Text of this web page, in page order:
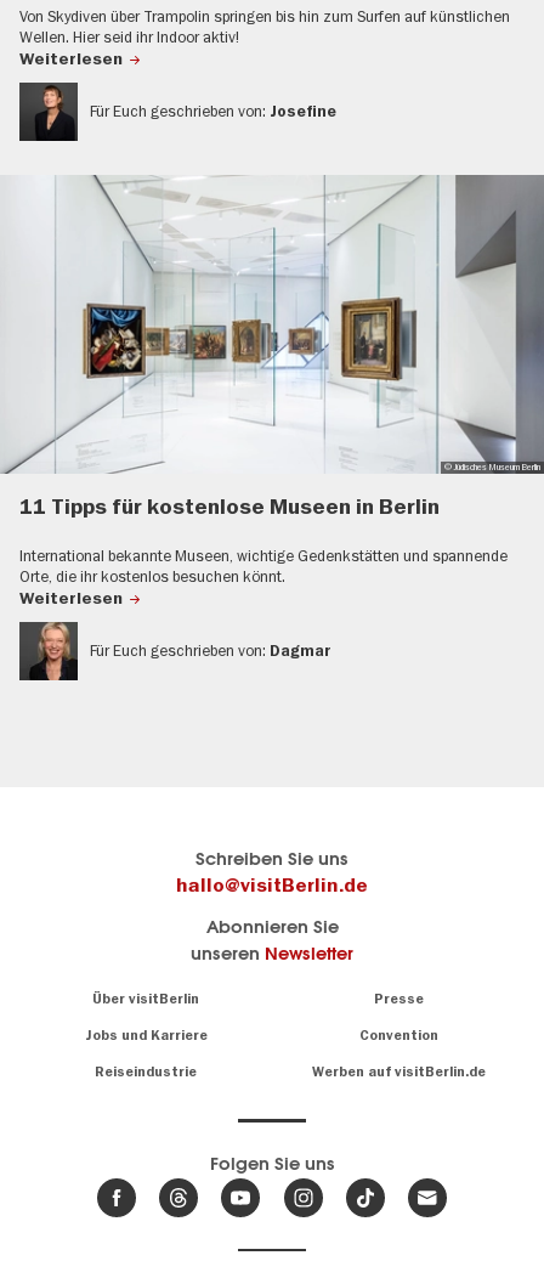
Von Skydiven über Trampolin springen bis hin zum Surfen auf künstlichen
Wellen. Hier seid ihr Indoor aktiv!
Weiterlesen
Für Euch geschrieben von: Josefine
© Jüdisches Museum Berlin
11 Tipps für kostenlose Museen in Berlin
International bekannte Museen, wichtige Gedenkstätten und spannende
Orte, die ihr kostenlos besuchen könnt.
Weiterlesen
Für Euch geschrieben von: Dagmar
Schreiben Sie uns
hallo@visitBerlin.de
Abonnieren Sie
unseren Newsletter
Über visitBerlin Presse
Jobs und Karriere Convention
Reiseindustrie Werben auf visitBerlin.de
sind
für Sie da.
Tickets
Wir haben den
Hier geht es zu visitBerlin
Veranstaltungen
Folgen Sie uns